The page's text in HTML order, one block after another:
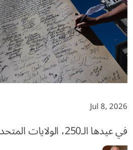
Jul 8, 2026
في عيدها الـ250، الولايات المتحدة تواجه مأزق تاريخي